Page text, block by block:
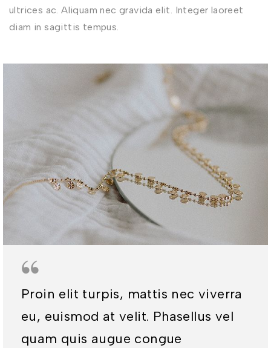
ultrices ac. Aliquam nec gravida elit. Integer laoreet
diam in sagittis tempus.
Proin elit turpis, mattis nec viverra
eu, euismod at velit. Phasellus vel
quam quis augue congue